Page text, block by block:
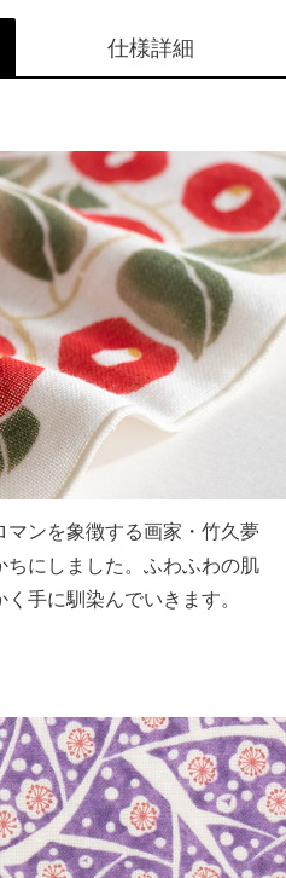
お選びください。
て詳しくはこちら
仕様詳細
ンを象徴する画家・竹久夢
ちにしました。ふわふわの肌
手に馴染んでいきます。